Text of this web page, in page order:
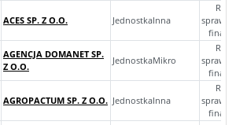
ACES SP. Z O.O. JednostkaInna
AGENCJA DOMANET SP.
Z O.O.
JednostkaMikro
AGROPACTUM SP. Z O.O. JednostkaInna